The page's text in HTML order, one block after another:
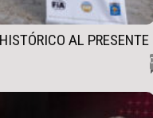
AL PRESENTE